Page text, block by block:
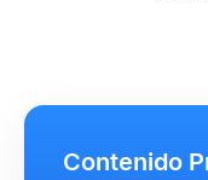
Contenido